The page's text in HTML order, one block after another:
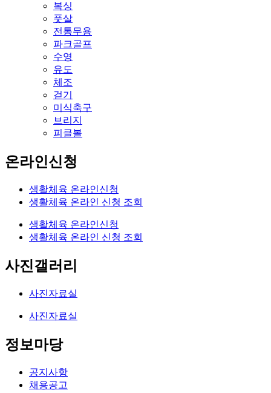
복싱
풋살
전통무용
파크골프
수영
유도
체조
걷기
미식축구
브리지
피클볼
온라인신청
생활체육 온라인신청
생활체육 온라인 신청 조회
생활체육 온라인신청
생활체육 온라인 신청 조회
사진갤러리
사진자료실
사진자료실
정보마당
공지사항
채용공고